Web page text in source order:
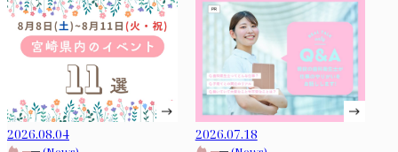
2026.08.04 2026.07.18